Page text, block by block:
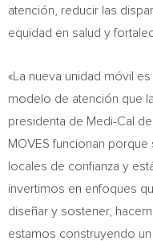
atención, reducir las
equidad en salud y
«La nueva unidad móvil
modelo de atención que
presidenta de Medi-Cal
MOVES funcionan
locales de confianza y
invertimos en enfoques
diseñar y sostener,
estamos construyendo